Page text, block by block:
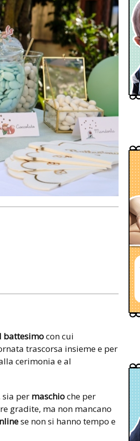
battesimocon cui
trascorsa insieme e per
cerimonia e al
sia per maschioche per
gradite, ma non mancano
se non si hanno tempo e